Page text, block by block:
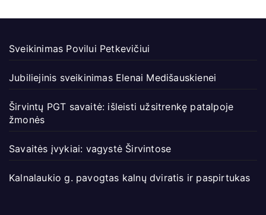
Sveikinimas Povilui Petkevičiui
Jubiliejinis sveikinimas Elenai Medišauskienei
Širvintų PGT savaitė: išleisti užsitrenkę patalpoje
žmonės
Savaitės įvykiai: vagystė Širvintose
Kalnalaukio g. pavogtas kalnų dviratis ir paspirtukas